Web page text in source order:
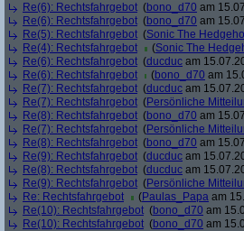
Re(6): Rechtsfahrgebot (bono_d70 am
Re(6): Rechtsfahrgebot (bono_d70 am
Re(5): Rechtsfahrgebot (Sonic The
Re(4): Rechtsfahrgebot
(Sonic The
Re(6): Rechtsfahrgebot (ducduc am
Re(6): Rechtsfahrgebot
(bono_d70 am
Re(7): Rechtsfahrgebot (ducduc am
Re(7): Rechtsfahrgebot (Persönliche
Re(8): Rechtsfahrgebot (bono_d70 am
Re(7): Rechtsfahrgebot (Persönliche
Re(8): Rechtsfahrgebot (bono_d70 am
Re(9): Rechtsfahrgebot (ducduc am
Re(8): Rechtsfahrgebot (ducduc am
Re(9): Rechtsfahrgebot (Persönliche
Re: Rechtsfahrgebot
(Paulas_Papa am
Re(10): Rechtsfahrgebot (bono_d70 am
Re(10): Rechtsfahrgebot (bono_d70 am